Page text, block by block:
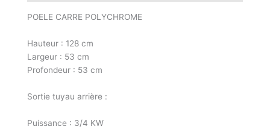
POELE CARRE POLYCHROME
Hauteur : 128 cm
Largeur : 53 cm
Profondeur : 53 cm
Sortie tuyau arrière :
Puissance : 3/4 KW